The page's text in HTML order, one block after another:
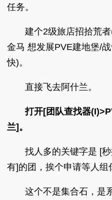
任务。
建个2级旅店招拾荒者(
金马 想发展PVE建地堡/
快)。
直接飞去阿什兰。
打开[团队查找器
兰]。
找人多的关键字是 [秒
有]的团，挨个申请等人组
这个不是集合石，是